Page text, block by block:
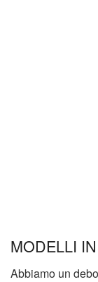
MODELLI
Abbiamo un